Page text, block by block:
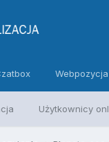
Użytkownicy
Webpozycja